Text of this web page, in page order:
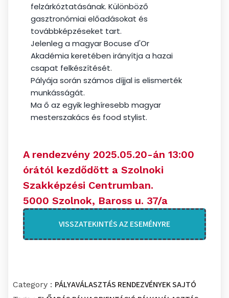
felzárkóztatásának. Különböző
gasztronómiai előadásokat és
továbbképzéseket tart.
Jelenleg a magyarBocuse d'Or
Akadémia keretében irányítja a hazai
csapat felkészítését.
Pályája során számos díjjal is elismerték
munkásságát.
Ma ő az egyik leghíresebb magyar
mesterszakács és food stylist.
A rendezvény 2025.05.20-án 13:00
órától kezdődött a Szolnoki
Szakképzési Centrumban.
5000 Szolnok, Baross u. 37/a
VISSZATEKINTÉS AZ ESEMÉNYRE
Category : PÁLYAVÁLASZTÁS RENDEZVÉNYEKSAJTÓ